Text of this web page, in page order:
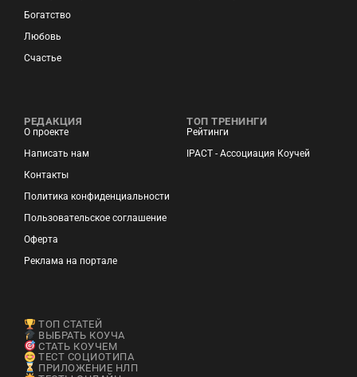
Богатство
Любовь
Счастье
РЕДАКЦИЯ
О проекте
Написать нам
Контакты
Политика конфиденциальности
Пользовательское соглашение
Оферта
Реклама на портале
ТОП ТРЕНИНГИ
Рейтинги
IPACT - Ассоциация Коучей
ТОП СТАТЕЙ
ВЫБРАТЬ КОУЧА
СТАТЬ КОУЧЕМ
ТЕСТ СОЦИОТИПА
ПРИЛОЖЕНИЕ НЛП